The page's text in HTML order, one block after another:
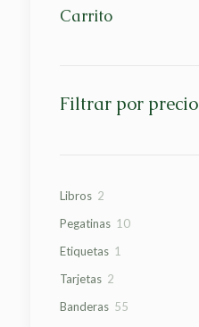
Carrito
Filtrar por precio
Libros 22
Pegatinas 1010
Etiquetas 1
Tarjetas 22
Banderas 5555